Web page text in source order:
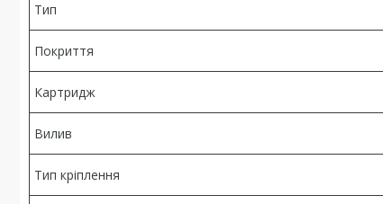
Тип
Покриття
Картридж
Вилив
Тип кріплення